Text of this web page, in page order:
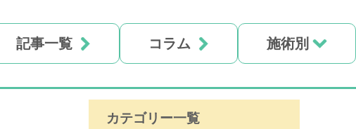
記事一覧 コラム 施術別
カテゴリー一覧